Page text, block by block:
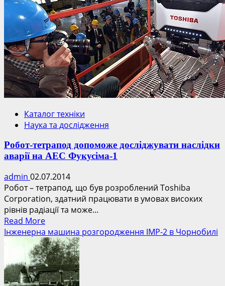
Каталог техніки
Наука та дослідження
Робот-тетрапод допоможе досліджувати наслідки
аварії на АЕС Фукусіма-1
admin 02.07.2014
Робот – тетрапод, що був розроблений Toshiba
Corporation, здатний працювати в умовах високих
рівнів радіації та може...
Read MoreRead
more
about
Робот-
тетрапод
допоможе
Інженерна машина розгородження ІМР-2 в Чорнобилі